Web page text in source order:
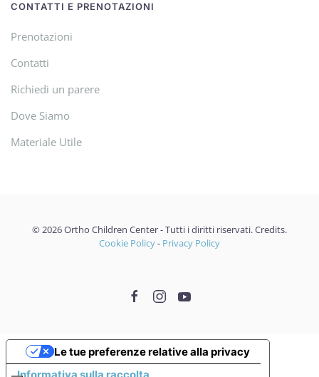
CONTATTI E PRENOTAZIONI
Prenotazioni
Contatti
Richiedi un parere
Dove Siamo
Materiale Utile
©2026Ortho Children Center - Tutti i diritti riservati.Credits.
Cookie Policy- Privacy Policy
Le tue preferenze relative alla privacy